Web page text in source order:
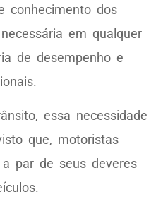
conhecimento dos
em qualquer
de desempenho e
essa necessidade
que, motoristas
par de seus deveres